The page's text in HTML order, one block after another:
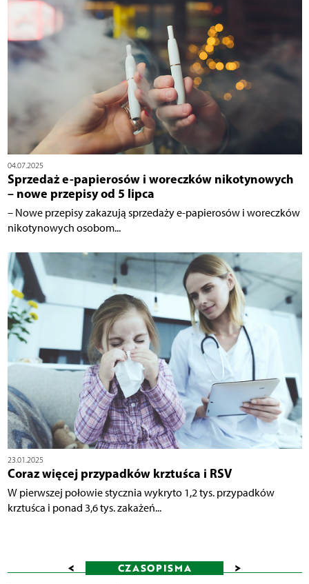
04.07.2025
Sprzedaż e-papierosów i woreczków nikotynowych
– nowe przepisy od 5 lipca
– Nowe przepisy zakazują sprzedaży e-papierosów i woreczków
nikotynowych osobom...
23.01.2025
Coraz więcej przypadków krztuśca i RSV
W pierwszej połowie stycznia wykryto 1,2 tys. przypadków
krztuśca i ponad 3,6 tys. zakażeń...
< CZASOPISMA >